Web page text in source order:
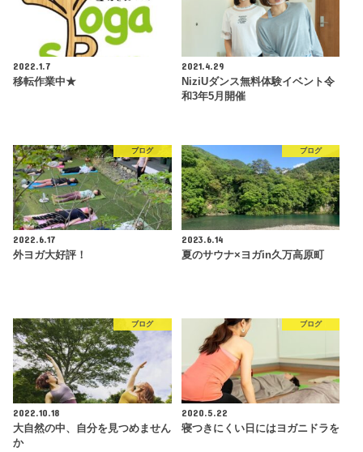
2022.1.7
移転作業中★
2021.4.29
NiziUダンス無料体験イベント令
和3年5月開催
ブログ
2022.6.17
外ヨガ大好評！
ブログ
2023.6.14
夏のサウナ×ヨガin久万高原町
ブログ
2022.10.18
大自然の中、自分を見つめません
か
ブログ
2020.5.22
寝つきにくい日にはヨガニドラを